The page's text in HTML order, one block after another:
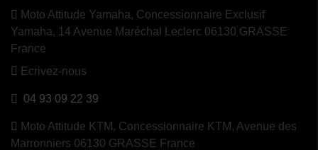
Moto Attitude Yamaha, Concessionnaire Exclusif
Yamaha, 14 Avenue Maréchal Leclerc 06130 GRASSE
France
Ecrivez-nous
04 93 09 22 39
Moto Attitude KTM, Concessionnaire KTM, Avenue des
Marronniers 06130 GRASSE France